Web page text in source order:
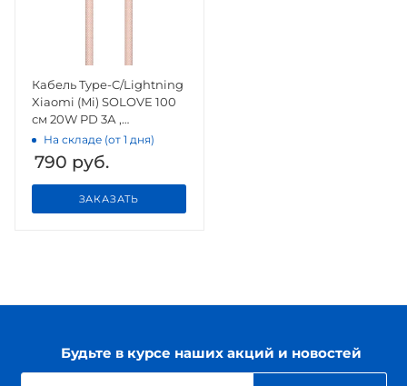
Кабель Type-C/Lightning
Xiaomi (Mi) SOLOVE 100
см 20W PD 3А ,
высокопрочная ABS+
оплетка (DW6) Pink
На складе (от 1 дня)
790 руб.
ЗАКАЗАТЬ
Будьте в курсе наших акций и новостей